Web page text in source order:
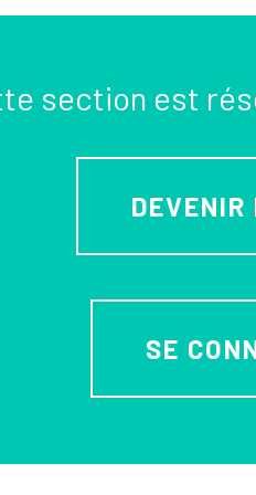
section est
DEVENIR
SE